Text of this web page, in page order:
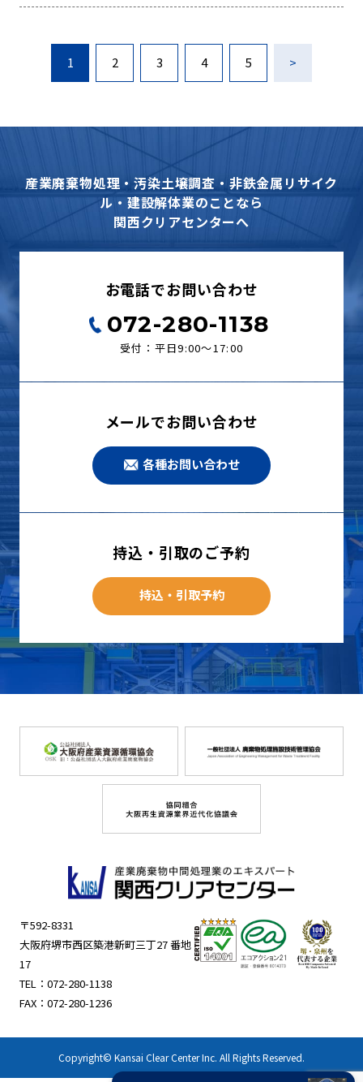
1 2 3 4 5 >
産業廃棄物処理・汚染土壌調査・非鉄金属リサイク
ル・建設解体業のことなら
関西クリアセンターへ
お電話でお問い合わせ
072-280-1138
受付：平日9:00〜17:00
メールでお問い合わせ
各種お問い合わせ
持込・引取のご予約
持込・引取予約
〒592-8331
大阪府堺市西区築港新町三丁27 番地
17
TEL： 072-280-1138
FAX：072-280-1236
Copyright© Kansai Clear Center Inc. All Rights Reserved.